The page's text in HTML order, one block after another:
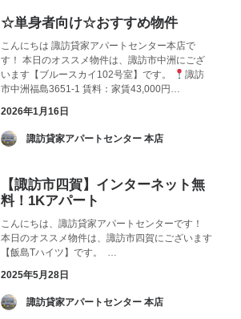
☆単身者向け☆おすすめ物件
こんにちは 諏訪貸家アパートセンター本店で
す！ 本日のオススメ物件は、諏訪市中洲にござ
います【ブルースカイ102号室】です。
諏訪
市中洲福島3651-1 賃料：家賃43,000円…
2026年1月16日
­ 諏訪貸家アパートセンター 本店
【諏訪市四賀】インターネット無
料！1Kアパート
こんにちは、諏訪貸家アパートセンターです！
本日のオススメ物件は、諏訪市四賀にございます
【飯島Tハイツ】です。 …
2025年5月28日
­ 諏訪貸家アパートセンター 本店